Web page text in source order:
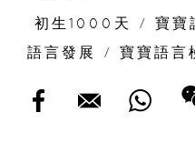
初生1000天
/ 寶寶
語言發展
/ 寶寶語言